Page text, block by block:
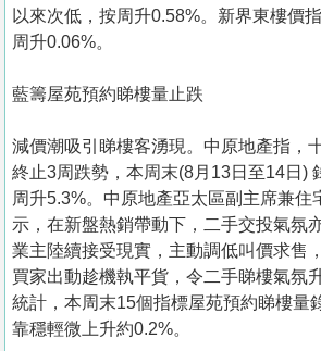
以來次低，按周升0.58%。新界東樓價
周升0.06%。
藍籌屋苑預約睇樓量止跌
減價潮吸引睇樓客湧現。中原地產指，
終止3周跌勢，本周末(8月13日至14日)
周升5.3%。中原地產亞太區副主席兼住
示，在新盤熱銷帶動下，二手交投氣氛
業主陸續接受現實，主動調低叫價求售
買家出動趁機執平貨，令二手睇樓氣氛
統計，本周末15個指標屋苑預約睇樓量
靠穩輕微上升約0.2%。